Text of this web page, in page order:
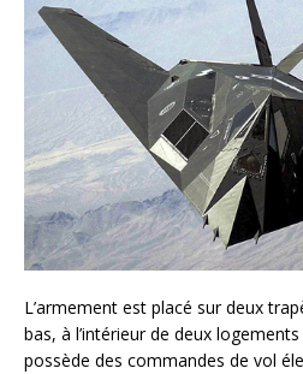
L’armement est placé sur deux
bas, à l’intérieur de deux
possède des commandes de vol